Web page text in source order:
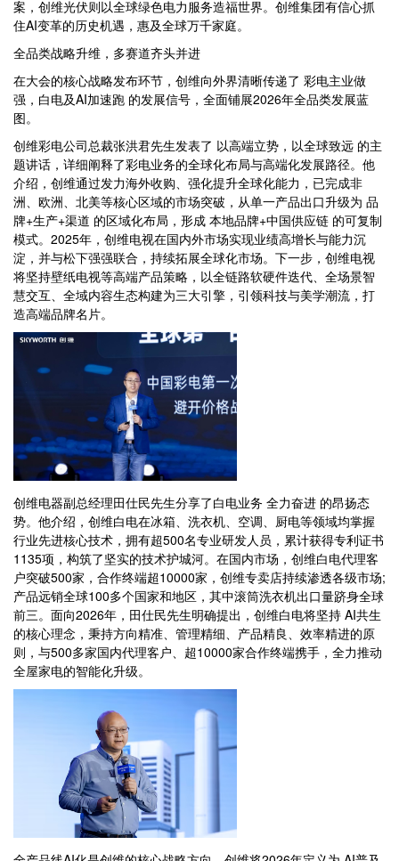
案，创维光伏则以全球绿色电力服务造福世界。创维集团有信心抓
住AI变革的历史机遇，惠及全球万千家庭。
全品类战略升维，多赛道齐头并进
在大会的核心战略发布环节，创维向外界清晰传递了 彩电主业做
强，白电及AI加速跑 的发展信号，全面铺展2026年全品类发展蓝
图。
创维彩电公司总裁张洪君先生发表了 以高端立势，以全球致远 的主
题讲话，详细阐释了彩电业务的全球化布局与高端化发展路径。他
介绍，创维通过发力海外收购、强化提升全球化能力，已完成非
洲、欧洲、北美等核心区域的市场突破，从单一产品出口升级为 品
牌+生产+渠道 的区域化布局，形成 本地品牌+中国供应链 的可复制
模式。2025年，创维电视在国内外市场实现业绩高增长与能力沉
淀，并与松下强强联合，持续拓展全球化市场。下一步，创维电视
将坚持壁纸电视等高端产品策略，以全链路软硬件迭代、全场景智
慧交互、全域内容生态构建为三大引擎，引领科技与美学潮流，打
造高端品牌名片。
创维电器副总经理田仕民先生分享了白电业务 全力奋进 的昂扬态
势。他介绍，创维白电在冰箱、洗衣机、空调、厨电等领域均掌握
行业先进核心技术，拥有超500名专业研发人员，累计获得专利证书
1135项，构筑了坚实的技术护城河。在国内市场，创维白电代理客
户突破500家，合作终端超10000家，创维专卖店持续渗透各级市场;
产品远销全球100多个国家和地区，其中滚筒洗衣机出口量跻身全球
前三。面向2026年，田仕民先生明确提出，创维白电将坚持 AI共生
的核心理念，秉持方向精准、管理精细、产品精良、效率精进的原
则，与500多家国内代理客户、超10000家合作终端携手，全力推动
全屋家电的智能化升级。